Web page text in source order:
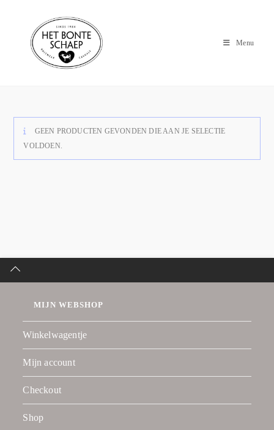
Menu
GEEN PRODUCTEN GEVONDEN DIE AAN JE SELECTIE
VOLDOEN.
MIJN WEBSHOP
Winkelwagentje
Mijn account
Checkout
Shop